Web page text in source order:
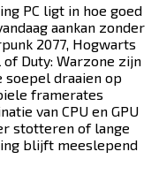
PC ligt in hoe goed
aankan zonder
Hogwarts
zijn
soepel draaien op
framerates
van CPU en GPU
stotteren of lange
blijft meeslepend